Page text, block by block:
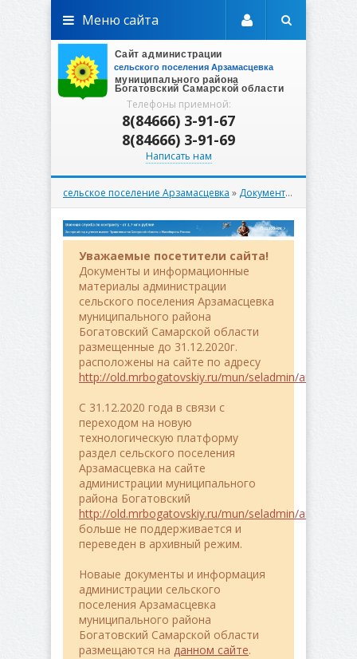
Телефоны приемной:
8(84666) 3-91-67
8(84666) 3-91-69
Написать нам
Меню сайта
сельское поселение Арзамасцевка » Документы
Уважаемые посетители сайта!
Документы и информационные
материалы администрации
сельского поселения Арзамасцевка
муниципального района
Богатовский Самарской области
размещенные до 31.12.2020г.
расположены на сайте по адресу
http://old.mrbogatovskiy.ru/mun/seladmin/
C 31.12.2020 года в связи с
переходом на новую
технологическую платформу
раздел сельского поселения
Арзамасцевка на сайте
администрации муниципального
района Богатовский
http://old.mrbogatovskiy.ru/mun/seladmin/
больше не поддерживается и
переведен в архивный режим.
Новаые документы и информация
администрации сельского
поселения Арзамасцевка
муниципального района
Богатовский Самарской области
размещаются на данном сайте.